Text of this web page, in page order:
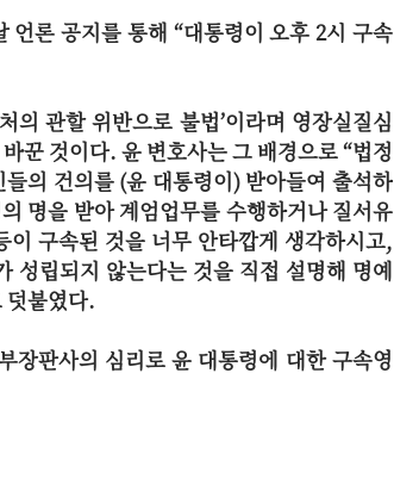
론 공지를 통해 “대통령이 오후 2시 구속
의 관할 위반으로 불법’이라며 영장실질심
꾼 것이다. 윤 변호사는 그 배경으로 “법정
의 건의를 (윤 대통령이) 받아들여 출석하
명을 받아 계엄업무를 수행하거나 질서유
구속된 것을 너무 안타깝게 생각하시고,
성립되지 않는다는 것을 직접 설명해 명예
덧붙였다.
장판사의 심리로 윤 대통령에 대한 구속영